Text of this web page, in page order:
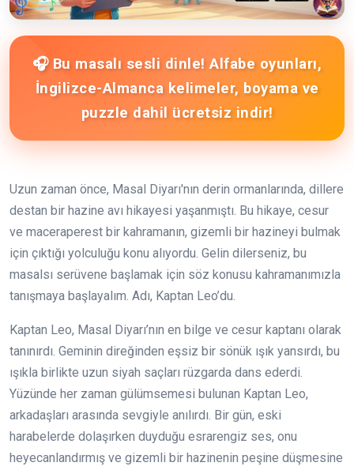
🎧 Bu masalı sesli dinle! Alfabe oyunları,
İngilizce-Almanca kelimeler, boyama ve
puzzle dahil ücretsiz indir!
Uzun zaman önce, Masal Diyarı'nın derin ormanlarında, dillere
destan bir hazine avı hikayesi yaşanmıştı. Bu hikaye, cesur
ve maceraperest bir kahramanın, gizemli bir hazineyi bulmak
için çıktığı yolculuğu konu alıyordu. Gelin dilerseniz, bu
masalsı serüvene başlamak için söz konusu kahramanımızla
tanışmaya başlayalım. Adı, Kaptan Leo’du.
Kaptan Leo, Masal Diyarı’nın en bilge ve cesur kaptanı olarak
tanınırdı. Geminin direğinden eşsiz bir sönük ışık yansırdı, bu
ışıkla birlikte uzun siyah saçları rüzgarda dans ederdi.
Yüzünde her zaman gülümsemesi bulunan Kaptan Leo,
arkadaşları arasında sevgiyle anılırdı. Bir gün, eski
harabelerde dolaşırken duyduğu esrarengiz ses, onu
heyecanlandırmış ve gizemli bir hazinenin peşine düşmesine